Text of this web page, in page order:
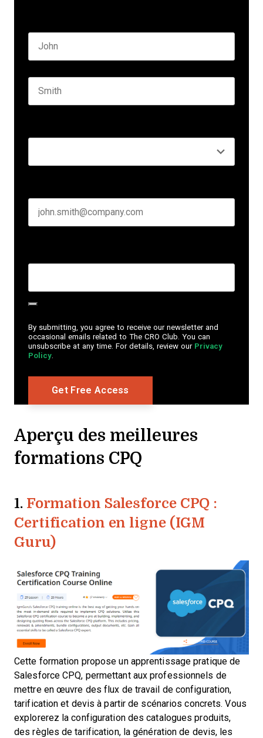
By submitting, you agree to receive our newsletter and
occasional emails related to The CRO Club. You can
unsubscribe at any time. For details, review our Privacy
Policy.
Aperçu des meilleures
formations CPQ
1. Formation Salesforce CPQ :
Certification en ligne (IGM
Guru)
Cette formation propose un apprentissage pratique de
Salesforce CPQ, permettant aux professionnels de
mettre en œuvre des flux de travail de configuration,
tarification et devis à partir de scénarios concrets. Vous
explorerez la configuration des catalogues produits,
des règles de tarification, la génération de devis, les